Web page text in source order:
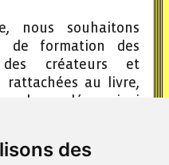
des
nous souhaitons
de formation des
des créateurs et
rattachées au livre,
demandées, ainsi
de financement